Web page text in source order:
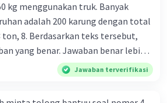
kg menggunakan truk. Banyak
adalah 200 karung dengan total
ton, 8. Berdasarkan teks tersebut,
yang benar. Jawaban benar lebih
beras kemasan 25 kg adalah 50
beras kemasan 50 kg adalah 150
Jawaban terverifikasi